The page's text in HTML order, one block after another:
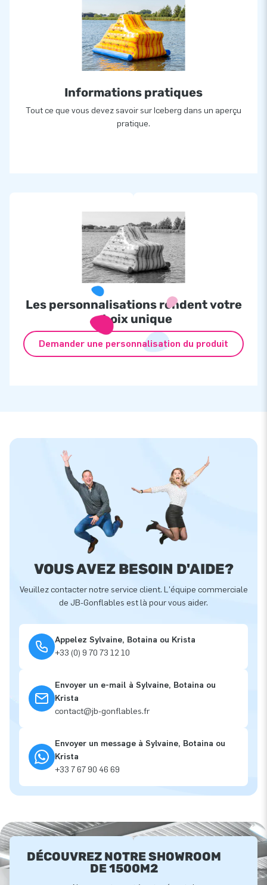
Informations pratiques
Tout ce que vous devez savoir sur Iceberg dans un aperçu
pratique.
Les personnalisations rendent votre
choix unique
Demander une personnalisation du produit
VOUS AVEZ BESOIN D'AIDE?
Veuillez contacter notre service client. L'équipe commerciale
de JB-Gonflables est là pour vous aider.
Appelez Sylvaine, Botaina ou Krista
+33 (0) 9 70 73 12 10
Envoyer un e-mail à Sylvaine, Botaina ou
Krista
contact@jb-gonflables.fr
Envoyer un message à Sylvaine, Botaina ou
Krista
+33 7 67 90 46 69
DÉCOUVREZ NOTRE SHOWROOM
DE 1500M2